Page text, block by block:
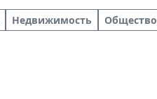
Недвижимость Общество